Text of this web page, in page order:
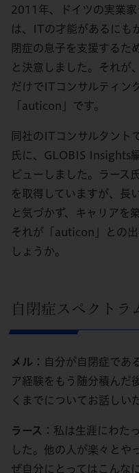
2011年、ドイツの実業
は、ITの才能があるにも
閉症の息子を支援するた
と決意しました。それが
だけでITコンサルティン
「auticon」です。
同社のITコンサルタント
氏に、GLOBIS Insights
ビューしました。ラース
を取得していますが、長
と気づかず、キャリアを
それが「auticon」との
しょうか。
自閉症スペクトラ
メル ：自分が自閉症であ
ア経験をもう随分積んだ
くまでについてお話しい
ラース
：私は生涯にわた
した。他の人が楽々とや
ぜ自分にとってはこんな